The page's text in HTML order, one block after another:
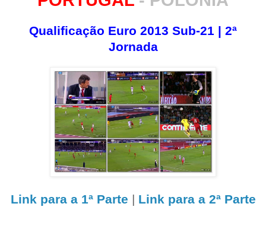
Qualificação Euro 2013 Sub-21 | 2ª
Jornada
Link para a 1ª Parte | Link para a 2ª Parte